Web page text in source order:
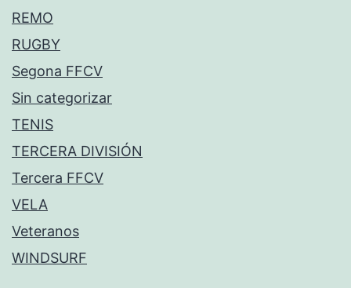
REMO
RUGBY
Segona FFCV
Sin categorizar
TENIS
TERCERA DIVISIÓN
Tercera FFCV
VELA
Veteranos
WINDSURF